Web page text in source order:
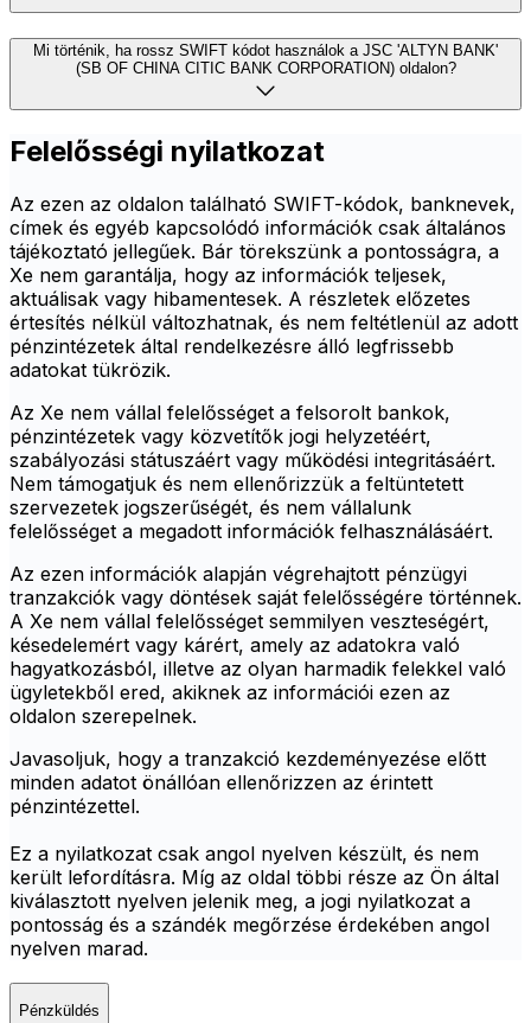
Mi történik, ha rossz SWIFT kódot használok a JSC 'ALTYN BANK'
(SB OF CHINA CITIC BANK CORPORATION) oldalon?
Felelősségi nyilatkozat
Az ezen az oldalon található SWIFT-kódok, banknevek,
címek és egyéb kapcsolódó információk csak általános
tájékoztató jellegűek. Bár törekszünk a pontosságra, a
Xe nem garantálja, hogy az információk teljesek,
aktuálisak vagy hibamentesek. A részletek előzetes
értesítés nélkül változhatnak, és nem feltétlenül az adott
pénzintézetek által rendelkezésre álló legfrissebb
adatokat tükrözik.
Az Xe nem vállal felelősséget a felsorolt bankok,
pénzintézetek vagy közvetítők jogi helyzetéért,
szabályozási státuszáért vagy működési integritásáért.
Nem támogatjuk és nem ellenőrizzük a feltüntetett
szervezetek jogszerűségét, és nem vállalunk
felelősséget a megadott információk felhasználásáért.
Az ezen információk alapján végrehajtott pénzügyi
tranzakciók vagy döntések saját felelősségére történnek.
A Xe nem vállal felelősséget semmilyen veszteségért,
késedelemért vagy kárért, amely az adatokra való
hagyatkozásból, illetve az olyan harmadik felekkel való
ügyletekből ered, akiknek az információi ezen az
oldalon szerepelnek.
Javasoljuk, hogy a tranzakció kezdeményezése előtt
minden adatot önállóan ellenőrizzen az érintett
pénzintézettel.
Ez a nyilatkozat csak angol nyelven készült, és nem
került lefordításra. Míg az oldal többi része az Ön által
kiválasztott nyelven jelenik meg, a jogi nyilatkozat a
pontosság és a szándék megőrzése érdekében angol
nyelven marad.
Pénzküldés